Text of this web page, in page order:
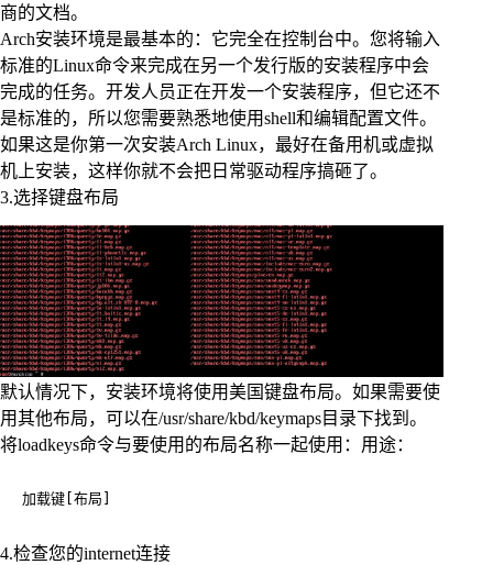
商的文档。
Arch安装环境是最基本的：它完全在控制台中。您将输入
标准的Linux命令来完成在另一个发行版的安装程序中会
完成的任务。开发人员正在开发一个安装程序，但它还不
是标准的，所以您需要熟悉地使用shell和编辑配置文件。
如果这是你第一次安装Arch Linux，最好在备用机或虚拟
机上安装，这样你就不会把日常驱动程序搞砸了。
3.选择键盘布局
默认情况下，安装环境将使用美国键盘布局。如果需要使
用其他布局，可以在/usr/share/kbd/keymaps目录下找到。
将loadkeys命令与要使用的布局名称一起使用：用途：
加载键[布局]
4.检查您的internet连接